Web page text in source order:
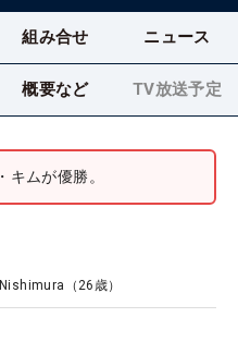
組み合せ ニュース
概要など TV放送予定
ムが優勝。
（ 26 歳）